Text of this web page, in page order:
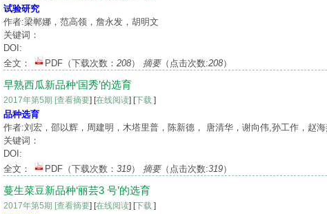
试验研究
作者:梁郸娜，范高领，詹永发，胡明文
关键词：
DOI:
全文：
PDF （下载次数： 208） 摘要（点击次数:208）
早熟西瓜新品种‘国秀’的选育
2017年第5期 [查看摘要] [在线阅读] [下载 ]
品种选育
作者:刘宏，邵以辉，周建明，木塔里普，陈新德， 唐清华，谢向伟,孙工作，赵
关键词：
DOI:
全文：
PDF （下载次数： 319） 摘要（点击次数:319）
蔓生菜豆新品种‘丽芸3 号’的选育
2017年第5期 [查看摘要] [在线阅读] [下载 ]